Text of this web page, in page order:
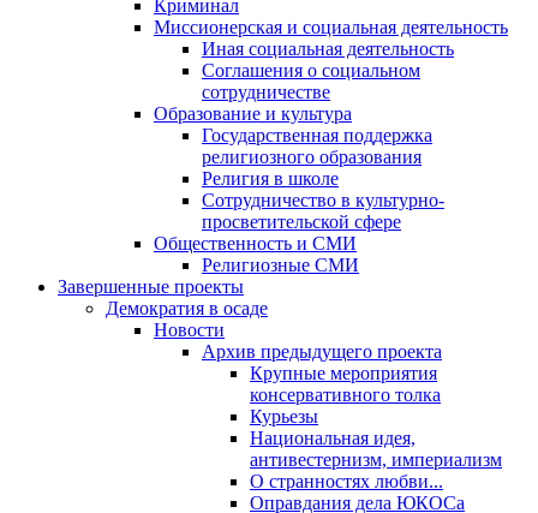
Криминал
Миссионерская и социальная деятельность
Иная социальная деятельность
Соглашения о социальном
сотрудничестве
Образование и культура
Государственная поддержка
религиозного образования
Религия в школе
Сотрудничество в культурно-
просветительской сфере
Общественность и СМИ
Религиозные СМИ
Завершенные проекты
Демократия в осаде
Новости
Архив предыдущего проекта
Крупные мероприятия
консервативного толка
Курьезы
Национальная идея,
антивестернизм, империализм
О странностях любви...
Оправдания дела ЮКОСа